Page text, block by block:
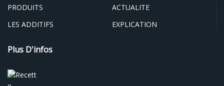
PRODUITS
ACTUALITE
LES ADDITIFS
EXPLICATION
Plus D'infos